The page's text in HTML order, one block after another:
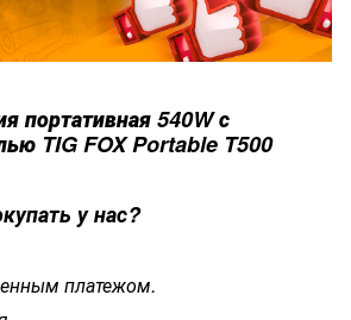
портативная 540W с
TIG FOX Portable T500
у нас?
платежом.